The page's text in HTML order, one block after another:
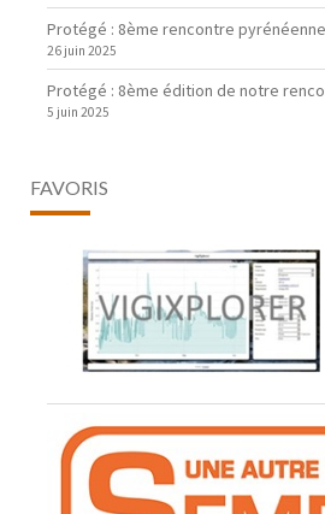
Protégé : 8ème rencontre
26 juin 2025
Protégé : 8ème édition de notre
5 juin 2025
FAVORIS